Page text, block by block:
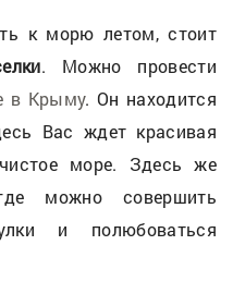
к морю летом, стоит
. Можно провести
в Крыму. Он находится
Вас ждет красивая
море. Здесь же
можно совершить
и полюбоваться